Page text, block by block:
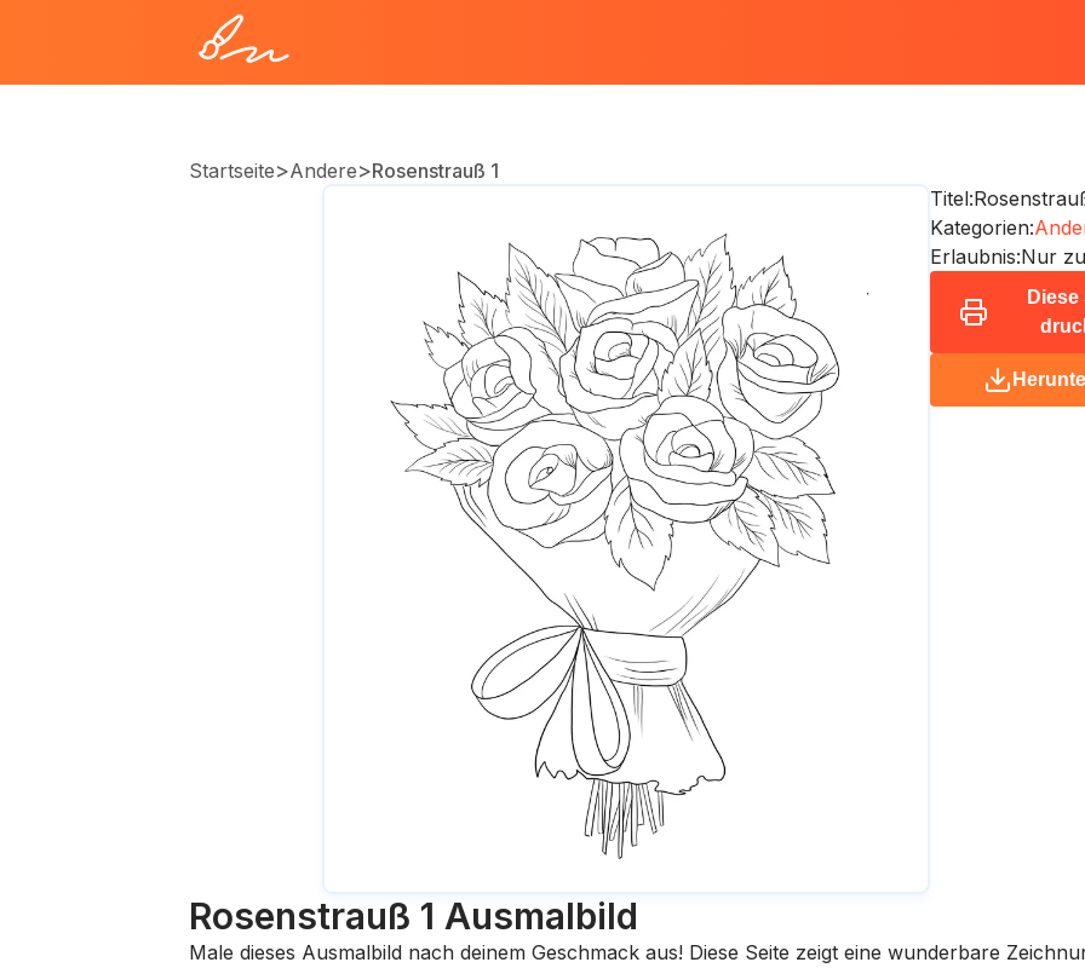
Startseite>Andere>Rosenstrauß 1
Titel:
Kategorien:
Erlaubnis:Nur
Diese
Rosenstrauß 1 Ausmalbild
Male dieses Ausmalbild nach deinem Geschmack aus! Diese Seite zeigt eine wunderbare